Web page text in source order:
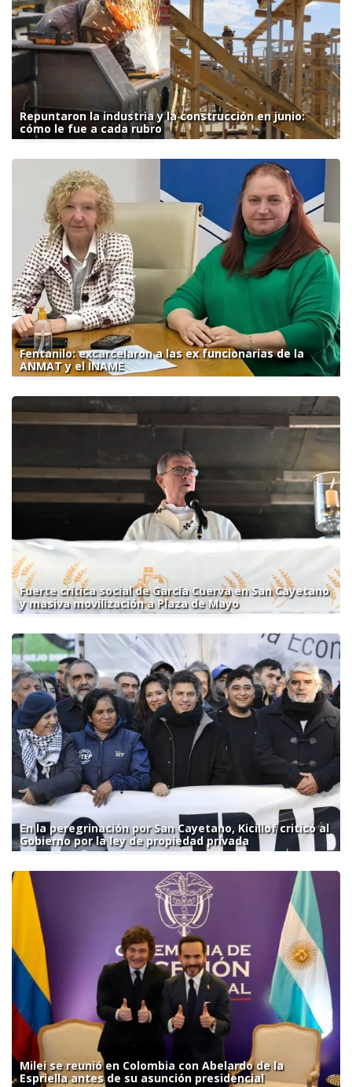
Repuntaron la industria y la construcción en junio:
cómo le fue a cada rubro
Fentanilo: excarcelaron a las ex funcionarias de la
ANMAT y el INAME
Fuerte crítica social de García Cuerva en San Cayetano
y masiva movilización a Plaza de Mayo
En la peregrinación por San Cayetano, Kicillof criticó al
Gobierno por la ley de propiedad privada
Milei se reunió en Colombia con Abelardo de la
Espriella antes de su asunción presidencial